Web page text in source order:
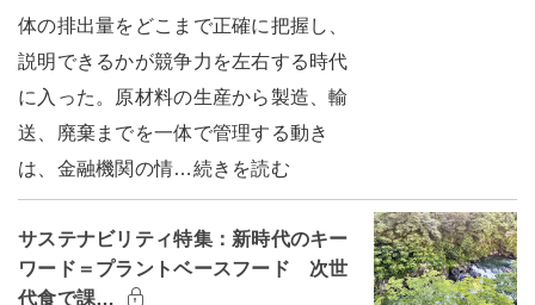
体の排出量をどこまで正確に把握し、
説明できるかが競争力を左右する時代
に入った。原材料の生産から製造、輸
送、廃棄までを一体で管理する動き
は、金融機関の情…続きを読む
サステナビリティ特集：新時代のキー
ワード＝プラントベースフード 次世
代食で課…